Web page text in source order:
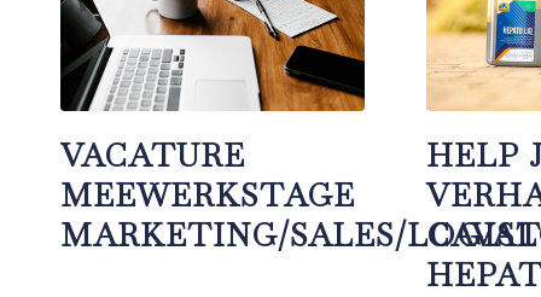
VACATURE
MEEWERKSTAGE
MARKETING/SALES/
HELP